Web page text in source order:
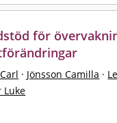
för
· Jönsson Camilla ·
Luke